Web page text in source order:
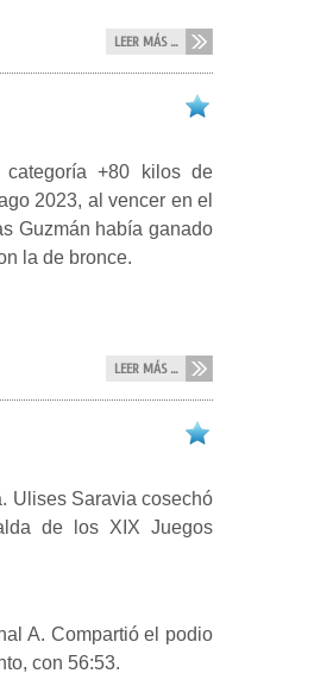
LEER MÁS ...
+80 kilos de
2023, al vencer en el
Guzmán había ganado
la de bronce.
LEER MÁS ...
Ulises Saravia cosechó
de los XIX Juegos
A. Compartió el podio
con 56:53.